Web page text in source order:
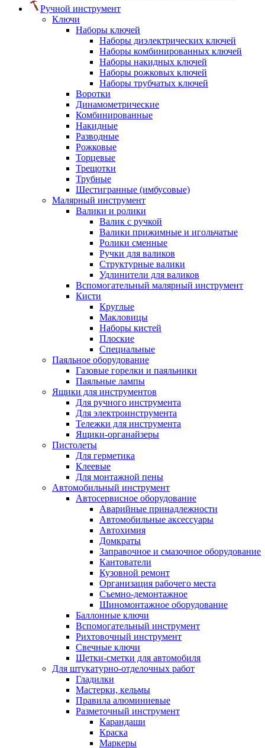
Ручной инструмент
Ключи
Наборы ключей
Наборы диэлектрических ключей
Наборы комбинированных ключей
Наборы накидных ключей
Наборы рожковых ключей
Наборы трубчатых ключей
Воротки
Динамометрические
Комбинированные
Накидные
Разводные
Рожковые
Торцевые
Трещотки
Трубные
Шестигранные (имбусовые)
Малярный инструмент
Валики и ролики
Валик с ручкой
Валики прижимные и игольчатые
Ролики сменные
Ручки для валиков
Структурные валики
Удлинители для валиков
Вспомогательный малярный инструмент
Кисти
Круглые
Макловицы
Наборы кистей
Плоские
Специальные
Паяльное оборудование
Газовые горелки и паяльники
Паяльные лампы
Ящики для инструментов
Для ручного инструмента
Для электроинструмента
Тележки для инструмента
Ящики-органайзеры
Пистолеты
Для герметика
Клеевые
Для монтажной пены
Автомобильный инструмент
Автосервисное оборудование
Аварийные принадлежности
Автомобильные аксессуары
Автохимия
Домкраты
Заправочное и смазочное оборудование
Кантователи
Кузовной ремонт
Организация рабочего места
Съемно-демонтажное
Шиномонтажное оборудование
Баллонные ключи
Вспомогательный инструмент
Рихтовочный инструмент
Свечные ключи
Щетки-сметки для автомобиля
Для штукатурно-отделочных работ
Гладилки
Мастерки, кельмы
Правила алюминиевые
Разметочный инструмент
Карандаши
Краска
Маркеры